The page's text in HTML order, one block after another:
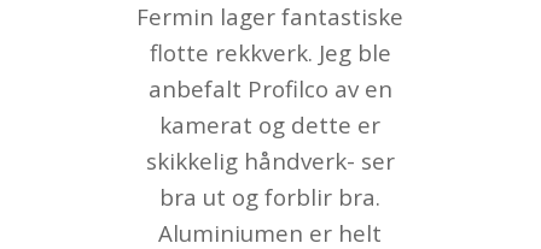
Fermin lager fantastiske
flotte rekkverk. Jeg ble
anbefalt Profilco av en
kamerat og dette er
skikkelig håndverk- ser
bra ut og forblir bra.
Aluminiumen er helt
De forstod hva jeg ville ha. Supert
utført. Kom den dagen de sa.
Jeg er så fornøyd. Alle skryter av
den flotte inngangen og verandaen
vi har fått. Og når de kommer inn
og ser trappenedgangen blir det
bare skryt. Og vi som bor i huset vi
er så glade vi valgte dere . Vi bor
nærme og det var en selvfølge å